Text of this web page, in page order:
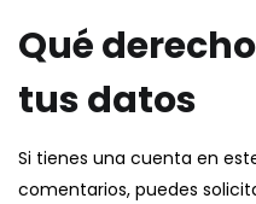
Qué
tus datos
Si tienes una cuenta en
comentarios, puedes